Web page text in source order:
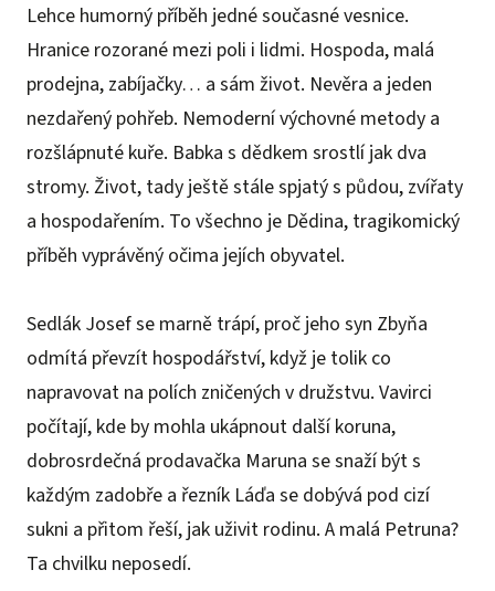
Lehce humorný příběh jedné současné vesnice.
Hranice rozorané mezi poli i lidmi. Hospoda, malá
prodejna, zabíjačky… a sám život. Nevěra a jeden
nezdařený pohřeb. Nemoderní výchovné metody a
rozšlápnuté kuře. Babka s dědkem srostlí jak dva
stromy. Život, tady ještě stále spjatý s půdou, zvířaty
a hospodařením. To všechno je Dědina, tragikomický
příběh vyprávěný očima jejích obyvatel.
Sedlák Josef se marně trápí, proč jeho syn Zbyňa
odmítá převzít hospodářství, když je tolik co
napravovat na polích zničených v družstvu. Vavirci
počítají, kde by mohla ukápnout další koruna,
dobrosrdečná prodavačka Maruna se snaží být s
každým zadobře a řezník Láďa se dobývá pod cizí
sukni a přitom řeší, jak uživit rodinu. A malá Petruna?
Ta chvilku neposedí.